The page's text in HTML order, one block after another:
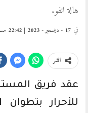
هالة انفو.
في 17 - ديسمبر - 2023 | 22:42 مساءً
انشر
عقد فريق
للأحرار